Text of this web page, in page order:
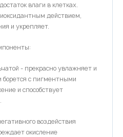
влаги в клетках.
действием,
и укрепляет.
- прекрасно увлажняет и
борется с пигментными
и способствует
воздействия
окисление